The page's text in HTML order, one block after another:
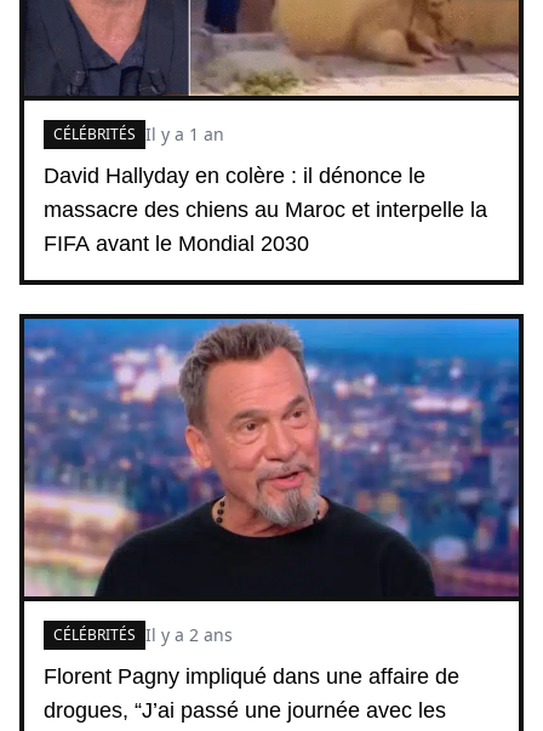
David Hallyday en colère : il dénonce le
massacre des chiens au Maroc et interpelle la
FIFA avant le Mondial 2030
CÉLÉBRITÉS Il y a 1 an
Florent Pagny impliqué dans une affaire de
drogues, “J’ai passé une journée avec les
CÉLÉBRITÉS Il y a 2 ans